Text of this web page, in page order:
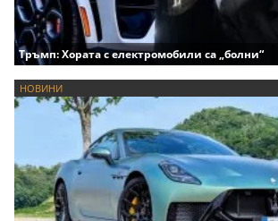
Тръмп: Хората с електромобили са „болни“
НОВИНИ